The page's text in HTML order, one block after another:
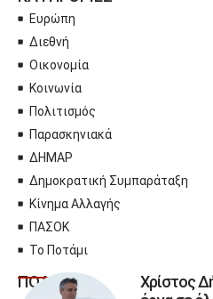
Ευρώπη
Διεθνή
Οικονομία
Κοινωνία
Πολιτισμός
Παρασκηνιακά
ΔΗΜΑΡ
Δημοκρατική Συμπαράταξη
Κίνημα Αλλαγής
ΠΑΣΟΚ
Το Ποτάμι
ΠΟΛΙΤΙΚΗ
Χρίστος